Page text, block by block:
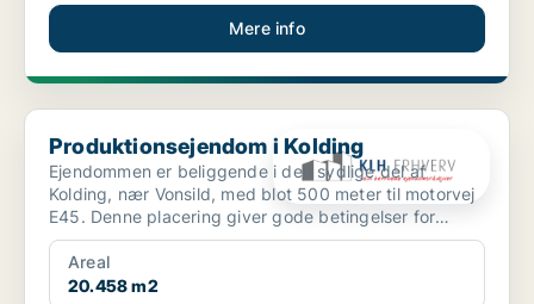
Mere info
Produktionsejendom i Kolding
Produktionsejendom i Kolding
Ejendommen er beliggende i den sydlige del af
Kolding, nær Vonsild, med blot 500 meter til motorvej
E45. Denne placering giver gode betingelser for
erhvervsm...
Areal
20.458 m2